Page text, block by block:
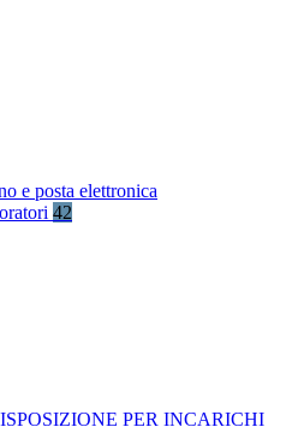
e posta elettronica
42
PER INCARICHI